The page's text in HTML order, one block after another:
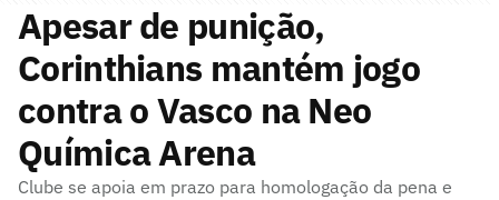
Apesar de punição,
Corinthians mantém jogo
contra o Vasco na Neo
Química Arena
Clube se apoia em prazo para homologação da pena e